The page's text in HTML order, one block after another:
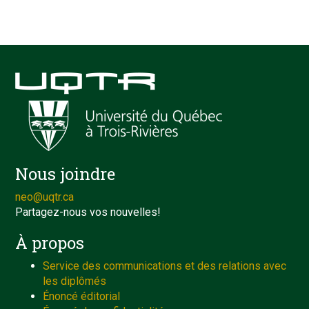
Nous joindre
neo@uqtr.ca
Partagez-nous vos nouvelles!
À propos
Service des communications et des relations avec
les diplômés
Énoncé éditorial